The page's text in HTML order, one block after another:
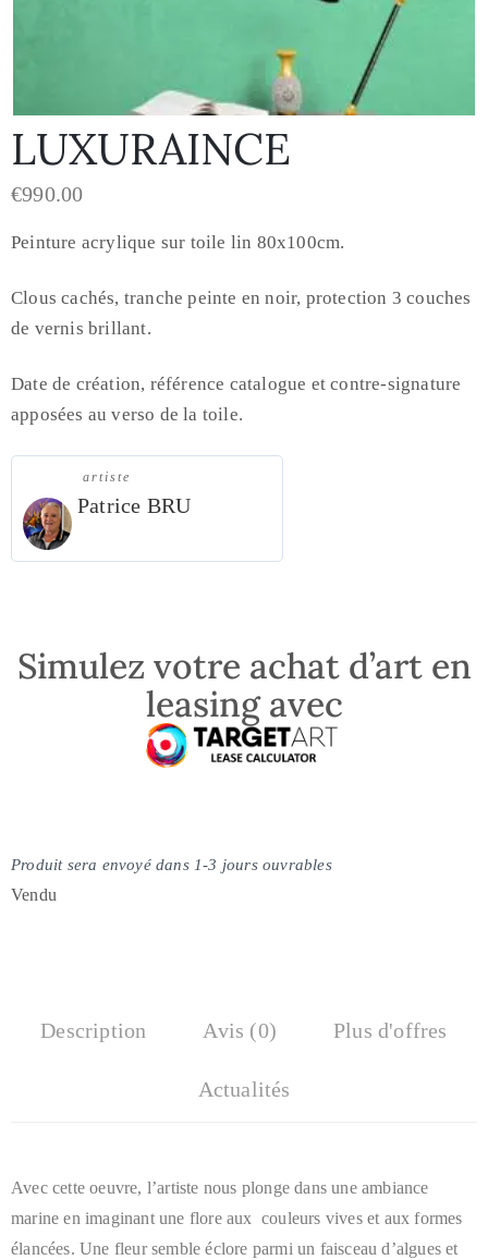
LUXURAINCE
€990.00
Peinture acrylique sur toile lin 80x100cm.
Clous cachés, tranche peinte en noir, protection 3 couches
de vernis brillant.
Date de création, référence catalogue et contre-signature
apposées au verso de la toile.
artiste
Patrice BRU
Simulez votre achat d’art en
leasing avec
Produit sera envoyé dans 1-3 jours ouvrables
Vendu
Description Avis (0) Plus d'offres
Actualités
Avec cette oeuvre, l’artiste nous plonge dans une ambiance
marine en imaginant une flore aux couleurs vives et aux formes
élancées. Une fleur semble éclore parmi un faisceau d’algues et